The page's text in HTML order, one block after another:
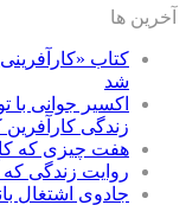
آخرین ها
کتاب
شد
اکسیر جوانی
زندگی کارآفرین
هفت چیزی که
روایت زندگی
جادوی اشتغال